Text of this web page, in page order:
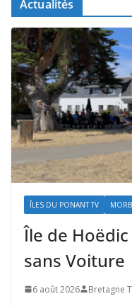
Actualités
ÎLES DU PONANT TV
Île de
sans Voiture
6 août 2026 Bretagne